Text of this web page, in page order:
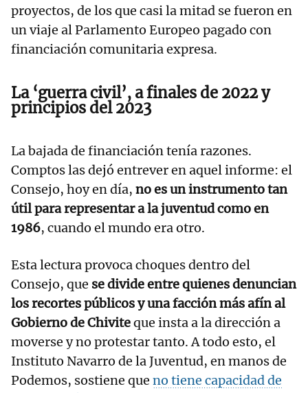
proyectos, de los que casi la mitad se fueron en
un viaje al Parlamento Europeo pagado con
financiación comunitaria expresa.
La ‘guerra civil’, a finales de 2022 y
principios del 2023
La bajada de financiación tenía razones.
Comptos las dejó entrever en aquel informe: el
Consejo, hoy en día, no es un instrumento tan
útil para representar a la juventud como en
1986, cuando el mundo era otro.
Esta lectura provoca choques dentro del
Consejo, que se divide entre quienes denuncian
los recortes públicos y una facción más afín al
Gobierno de Chiviteque insta a la dirección a
moverse y no protestar tanto. A todo esto, el
Instituto Navarro de la Juventud, en manos de
Podemos, sostiene que no tiene capacidad de